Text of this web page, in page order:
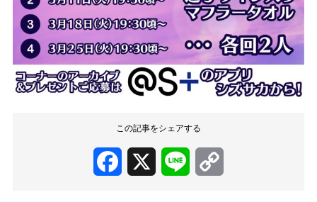
この記事をシェアする
Facebook Line